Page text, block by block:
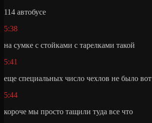
114 автобусе
5:38
на сумке с стойками с тарелками такой
5:41
еще специальных число чехлов не было вот
5:44
короче мы просто тащили туда все что